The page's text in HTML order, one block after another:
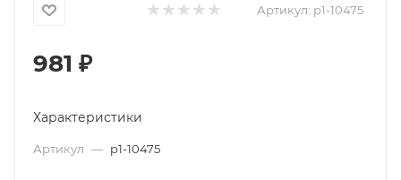
Артикул: p1-10475
981 ₽
Характеристики
Артикул — p1-10475